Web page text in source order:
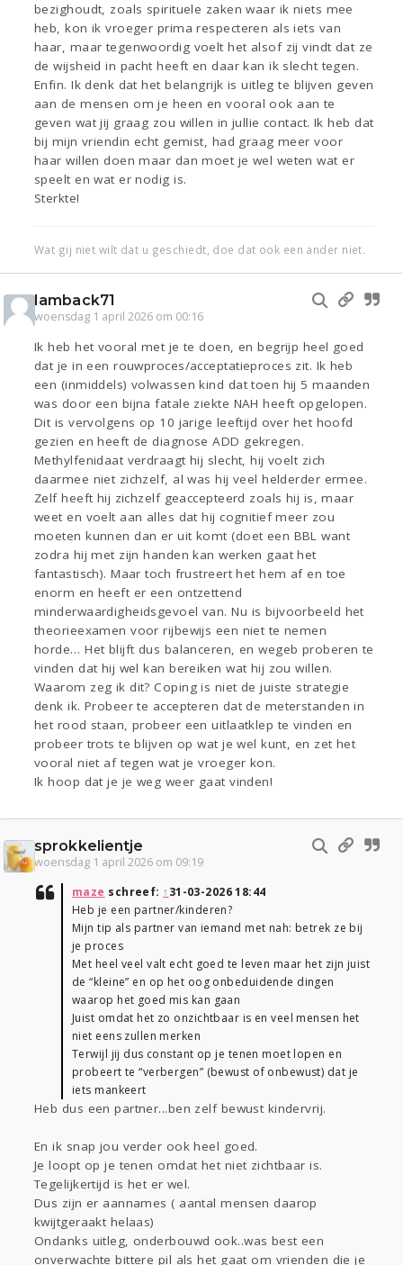
bezighoudt, zoals spirituele zaken waar ik niets mee
heb, kon ik vroeger prima respecteren als iets van
haar, maar tegenwoordig voelt het alsof zij vindt dat ze
de wijsheid in pacht heeft en daar kan ik slecht tegen.
Enfin. Ik denk dat het belangrijk is uitleg te blijven geven
aan de mensen om je heen en vooral ook aan te
geven wat jij graag zou willen in jullie contact. Ik heb dat
bij mijn vriendin echt gemist, had graag meer voor
haar willen doen maar dan moet je wel weten wat er
speelt en wat er nodig is.
Sterkte!
Wat gij niet wilt dat u geschiedt, doe dat ook een ander niet.
Iamback71
woensdag 1 april 2026 om 00:16
Ik heb het vooral met je te doen, en begrijp heel goed
dat je in een rouwproces/acceptatieproces zit. Ik heb
een (inmiddels) volwassen kind dat toen hij 5 maanden
was door een bijna fatale ziekte NAH heeft opgelopen.
Dit is vervolgens op 10 jarige leeftijd over het hoofd
gezien en heeft de diagnose ADD gekregen.
Methylfenidaat verdraagt hij slecht, hij voelt zich
daarmee niet zichzelf, al was hij veel helderder ermee.
Zelf heeft hij zichzelf geaccepteerd zoals hij is, maar
weet en voelt aan alles dat hij cognitief meer zou
moeten kunnen dan er uit komt (doet een BBL want
zodra hij met zijn handen kan werken gaat het
fantastisch). Maar toch frustreert het hem af en toe
enorm en heeft er een ontzettend
minderwaardigheidsgevoel van. Nu is bijvoorbeeld het
theorieexamen voor rijbewijs een niet te nemen
horde… Het blijft dus balanceren, en wegeb proberen te
vinden dat hij wel kan bereiken wat hij zou willen.
Waarom zeg ik dit? Coping is niet de juiste strategie
denk ik. Probeer te accepteren dat de meterstanden in
het rood staan, probeer een uitlaatklep te vinden en
probeer trots te blijven op wat je wel kunt, en zet het
vooral niet af tegen wat je vroeger kon.
Ik hoop dat je je weg weer gaat vinden!
sprokkelientje
woensdag 1 april 2026 om 09:19
maze schreef: ↑31-03-2026 18:44
Heb je een partner/kinderen?
Mijn tip als partner van iemand met nah: betrek ze bij
je proces
Met heel veel valt echt goed te leven maar het zijn juist
de “kleine” en op het oog onbeduidende dingen
waarop het goed mis kan gaan
Juist omdat het zo onzichtbaar is en veel mensen het
niet eens zullen merken
Terwijl jij dus constant op je tenen moet lopen en
probeert te “verbergen” (bewust of onbewust) dat je
iets mankeert
Heb dus een partner...ben zelf bewust kindervrij.
En ik snap jou verder ook heel goed.
Je loopt op je tenen omdat het niet zichtbaar is.
Tegelijkertijd is het er wel.
Dus zijn er aannames ( aantal mensen daarop
kwijtgeraakt helaas)
Ondanks uitleg, onderbouwd ook..was best een
onverwachte bittere pil als het gaat om vrienden die je